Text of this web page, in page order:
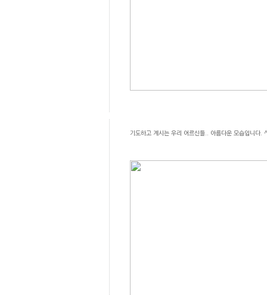
기도하고 계시는 우리 어르신들.. 아름다운 모습입니다.